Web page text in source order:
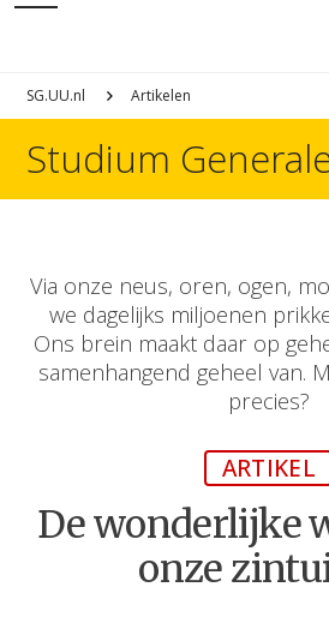
SG.UU.nl Artikelen
Studium
Via onze neus, oren, ogen,
we dagelijks miljoenen
Ons brein maakt daar op
samenhangend geheel van.
precies?
ARTIKEL
De wonderlijke
onze